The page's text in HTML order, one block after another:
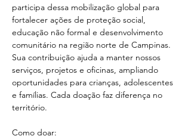
participa dessa mobilização global para
fortalecer ações de proteção social,
educação não formal e desenvolvimento
comunitário na região norte de Campinas.
Sua contribuição ajuda a manter nossos
serviços, projetos e oficinas, ampliando
oportunidades para crianças, adolescentes
e famílias. Cada doação faz diferença no
território.
Como doar: